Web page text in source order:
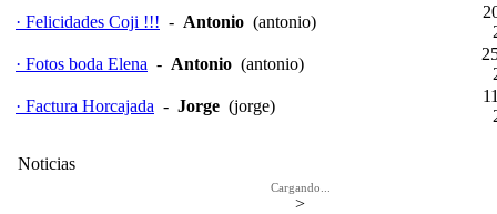
· Felicidades Coji !!! - Antonio (antonio)
· Fotos boda Elena - Antonio (antonio)
· Factura Horcajada - Jorge (jorge)
Noticias
Cargando...
>